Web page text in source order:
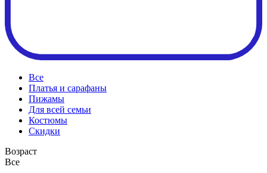
Все
Платья и сарафаны
Пижамы
Для всей семьи
Костюмы
Cкидки
Возраст
Все